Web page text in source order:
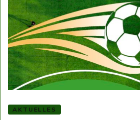
AKTUELLES